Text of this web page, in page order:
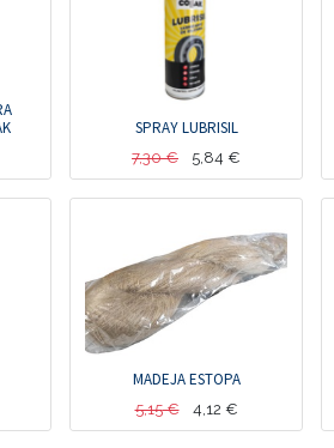
SPRAY LUBRISIL
7,30€ 5,84 €
MADEJA ESTOPA
5,15€ 4,12 €